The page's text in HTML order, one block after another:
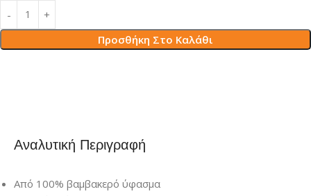
Προσθήκη Στο Καλάθι
Αναλυτική Περιγραφή
Από 100% βαμβακερό ύφασμα